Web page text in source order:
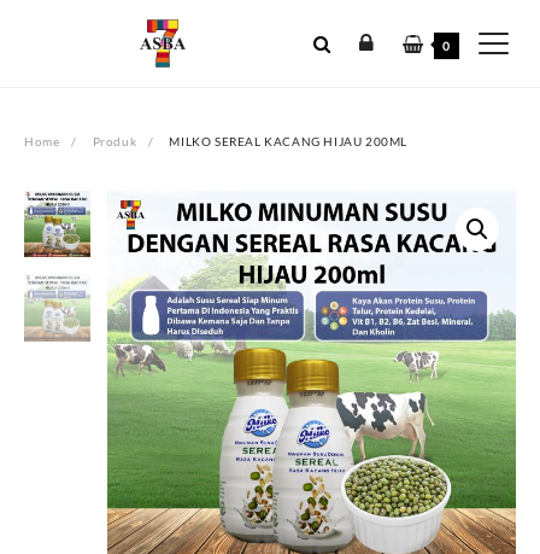
0
Home Produk MILKO SEREAL KACANG HIJAU 200ML